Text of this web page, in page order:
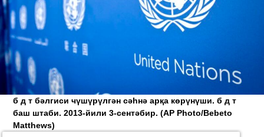
б д т бәлгиси чүшүрүлгән сәһнә арқа көрүнүши. б д т
баш штаби. 2013-йили 3-сентәбир.(AP Photo/Bebeto
Matthews)